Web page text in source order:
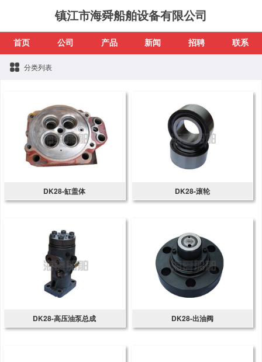
镇江市海舜船舶设备有限公司
首页 公司 产品 新闻 招聘 联系
分类列表
DK28-缸盖体 DK28-滚轮
DK28-高压油泵总成 DK28-出油阀